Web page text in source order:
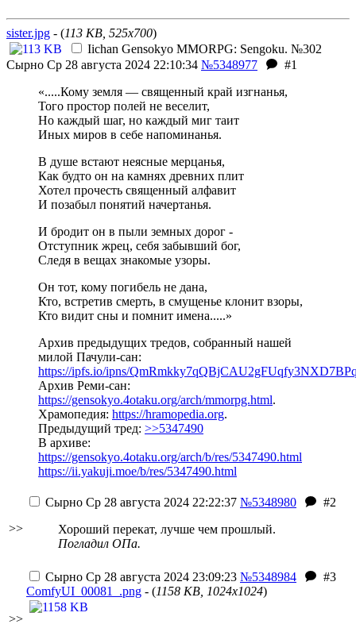
sister.jpg - (113 KB, 525x700)
Iichan Gensokyo MMORPG: Sengoku. №302
Сырно Ср 28 августа 2024 22:10:34 №5348977
#1
«.....Кому земля — священный край изгнанья,
Того простор полей не веселит,
Но каждый шаг, но каждый миг таит
Иных миров в себе напоминанья.
В душе встают неясные мерцанья,
Как будто он на камнях древних плит
Хотел прочесть священный алфавит
И позабыл понятий начертанья.
И бродит он в пыли земных дорог -
Отступник жрец, себя забывший бог,
Следя в вещах знакомые узоры.
Он тот, кому погибель не дана,
Кто, встретив смерть, в смущенье клонит взоры,
Кто видит сны и помнит имена.....»
Архив предыдущих тредов, собранный нашей
милой Пачули-сан:
https://ipfs.io/ipns/
Архив Реми-сан:
https://gensokyo.4otaku.org/arch/mmorpg.html.
Храмопедия: https://hramopedia.org.
Предыдущий тред: >>5347490
В архиве:
https://gensokyo.4otaku.org/arch/b/res/5347490.html
https://ii.yakuji.moe/b/res/5347490.html
>>
Сырно Ср 28 августа 2024 22:22:37 №5348980
#2
Хороший перекат, лучше чем прошлый.
Погладил ОПа.
>>
Сырно Ср 28 августа 2024 23:09:23 №5348984
#3
ComfyUI_00081_.png - (1158 KB, 1024x1024)